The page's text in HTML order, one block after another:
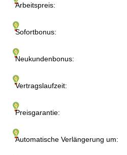
Arbeitspreis:
Sofortbonus:
Neukundenbonus:
Vertragslaufzeit:
Preisgarantie:
Automatische Verlängerung um: